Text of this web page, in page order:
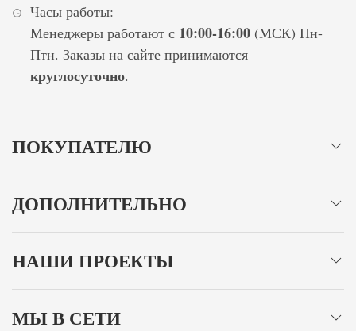
Часы работы:
Менеджеры работают с 10:00-16:00(МСК) Пн-
Птн. Заказы на сайте принимаются
круглосуточно.
ПОКУПАТЕЛЮ
ДОПОЛНИТЕЛЬНО
НАШИ ПРОЕКТЫ
МЫ В СЕТИ